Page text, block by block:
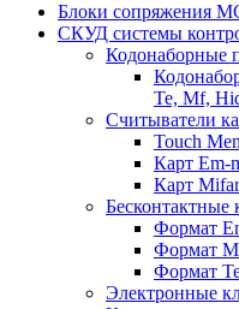
Блоки сопряжения
СКУД системы
Кодонаборные
Te, Mf,
Считыватели
Touch
Карт Em-
Карт
Бесконтактные
Формат
Формат
Формат
Электронные